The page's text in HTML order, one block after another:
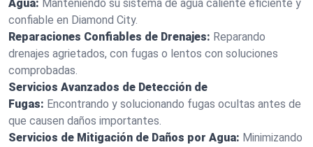
Agua: Manteniendo su sistema de agua caliente eficiente y
confiable en Diamond City.
Reparaciones Confiables de Drenajes: Reparando
drenajes agrietados, con fugas o lentos con soluciones
comprobadas.
Servicios Avanzados de Detección de
Fugas: Encontrando y solucionando fugas ocultas antes de
que causen daños importantes.
Servicios de Mitigación de Daños por Agua: Minimizando